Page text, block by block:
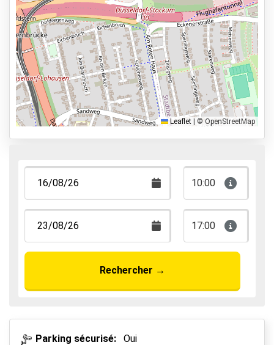
Types de parkings
Parking avec navette
Parking avec voiturier
Park & Walk
Park, Sleep & Fly
Leaflet © OpenStreetMap
10:00
17:00
Rechercher →
Parking sécurisé: Oui